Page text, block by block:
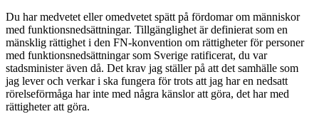
Du har medvetet eller omedvetet spätt på fördomar om människor
med funktionsnedsättningar. Tillgänglighet är definierat som en
mänsklig rättighet i den FN-konvention om rättigheter för personer
med funktionsnedsättningar som Sverige ratificerat, du var
stadsminister även då. Det krav jag ställer på att det samhälle som
jag lever och verkar i ska fungera för trots att jag har en nedsatt
rörelseförmåga har inte med några känslor att göra, det har med
rättigheter att göra.